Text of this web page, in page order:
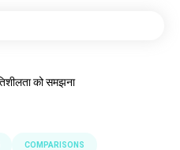
को समझना
COMPARISONS